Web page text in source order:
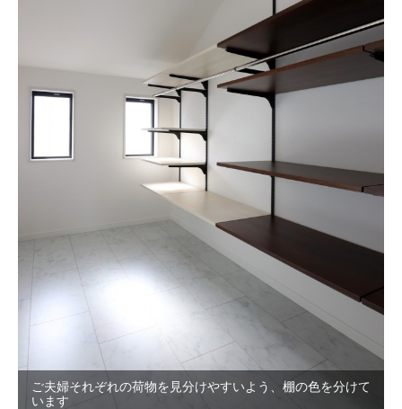
ご夫婦それぞれの荷物を見分けやすいよう、棚の色を分けて
います